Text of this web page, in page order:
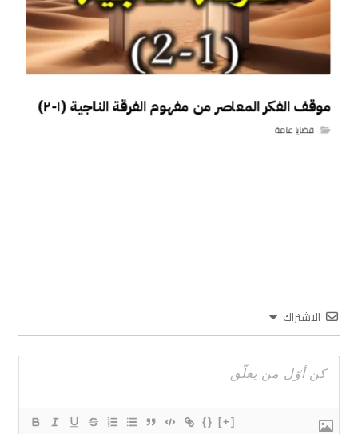
موقف الفكر المعاصر من مفهوم الفرقة الناجية (١-٢)
قضايا عامة
الاشتراك
{} [+]